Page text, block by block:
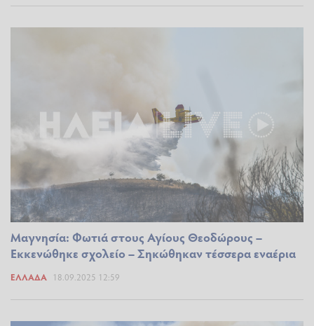
Μαγνησία: Φωτιά στους Αγίους Θεοδώρους –
Εκκενώθηκε σχολείο – Σηκώθηκαν τέσσερα εναέρια
ΕΛΛΆΔΑ 18.09.2025 12:59